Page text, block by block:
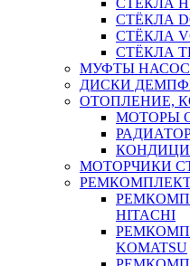
СТЁКЛА
СТЁКЛА
СТЁКЛА
СТЁКЛА
МУФТЫ
ДИСКИ
ОТОПЛЕНИЕ,
МОТОРЫ
МОТОРЧИКИ
HITACHI
KOMATSU